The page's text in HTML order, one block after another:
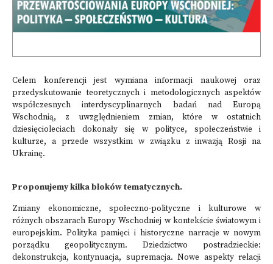
Celem konferencji jest wymiana informacji naukowej oraz
przedyskutowanie teoretycznych i metodologicznych aspektów
współczesnych interdyscyplinarnych badań nad Europą
Wschodnią, z uwzględnieniem zmian, które w ostatnich
dziesięcioleciach dokonały się w polityce, społeczeństwie i
kulturze, a przede wszystkim w związku z inwazją Rosji na
Ukrainę.
Proponujemy kilka bloków tematycznych.
Zmiany ekonomiczne, społeczno-polityczne i kulturowe w
różnych obszarach Europy Wschodniej w kontekście światowym i
europejskim. Polityka pamięci i historyczne narracje w nowym
porządku geopolitycznym. Dziedzictwo postradzieckie:
dekonstrukcja, kontynuacja, supremacja. Nowe aspekty relacji